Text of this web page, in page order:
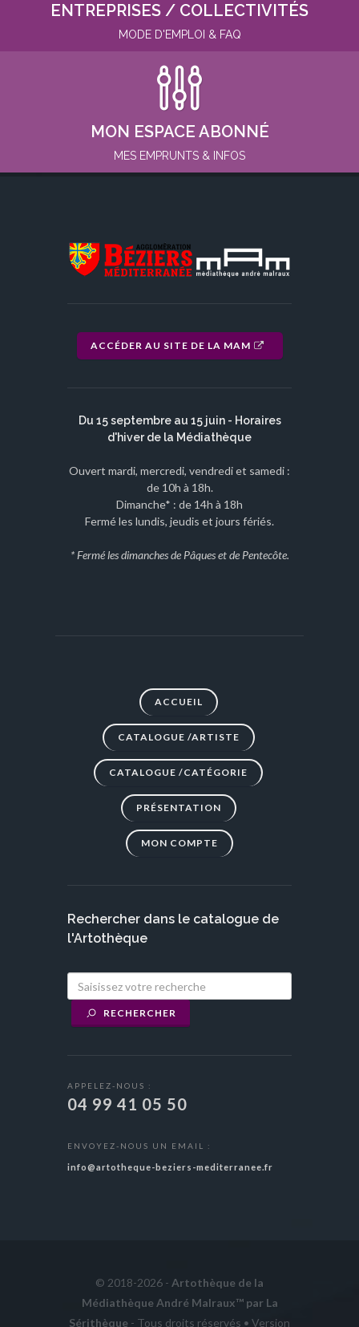
ENTREPRISES / COLLECTIVITÉS
MODE D'EMPLOI & FAQ
MON ESPACE ABONNÉ
MES EMPRUNTS & INFOS
ACCÉDER AU SITE DE LA MAM
Du 15 septembre au 15 juin - Horaires
d'hiver de la Médiathèque
Ouvert mardi, mercredi, vendredi et samedi :
de 10h à 18h.
Dimanche* : de 14h à 18h
Fermé les lundis, jeudis et jours fériés.
* Fermé les dimanches de Pâques et de Pentecôte.
ACCUEIL
CATALOGUE /ARTISTE
CATALOGUE /CATÉGORIE
PRÉSENTATION
MON COMPTE
Rechercher dans le catalogue de
l'Artothèque
RECHERCHER
APPELEZ-NOUS :
04 99 41 05 50
ENVOYEZ-NOUS UN EMAIL :
info@artotheque-beziers-mediterranee.fr
© 2018-2026 - Artothèque de la
Médiathèque André Malraux™ par La
Sérithèque - Tous droits réservés • Version